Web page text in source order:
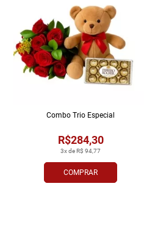
COMPRAR
3x de R$ 94,77
R$284,30
Combo Trio Especial